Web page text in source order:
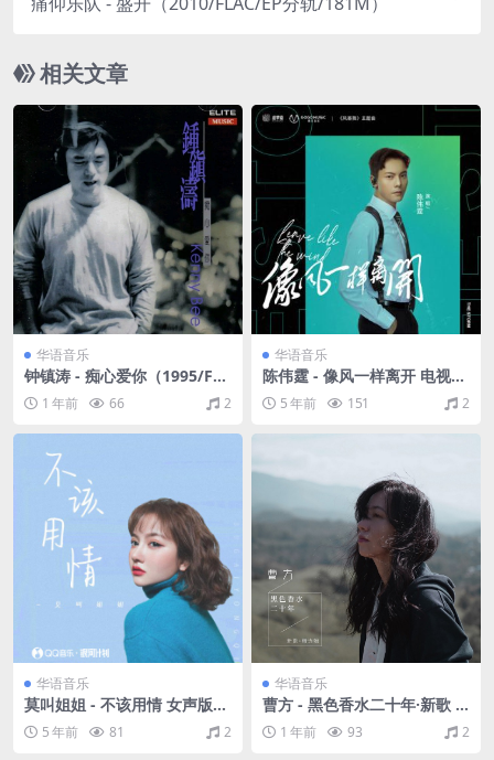
相关文章
华语音乐
钟镇涛 - 痴心爱你（1995/FL
AC/分轨/244M）
1 年前 66 2
华语音乐
陈伟霆 - 像风一样离开 电视剧
《风暴舞》主题曲（Flac/28.2
M）5 年前 151 2
华语音乐
莫叫姐姐 - 不该用情 女声版
（Flac/23.3M）
5 年前 81 2
华语音乐
曹方 - 黑色香水二十年·新歌 +
精选辑（2024/FLAC/分轨/27
4M）1 年前 93 2